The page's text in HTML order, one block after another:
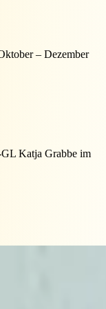
– Dezember
Katja Grabbe im